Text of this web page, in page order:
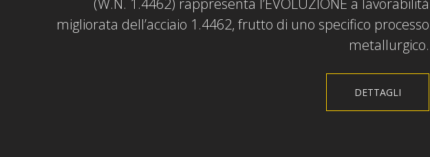
(W.N. 1.4462) rappresenta l’EVOLUZIONE a lavorabilità
migliorata dell’acciaio 1.4462, frutto di uno specifico processo
metallurgico.
DETTAGLI